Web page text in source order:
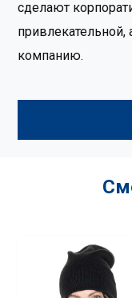
сделают
компанию.